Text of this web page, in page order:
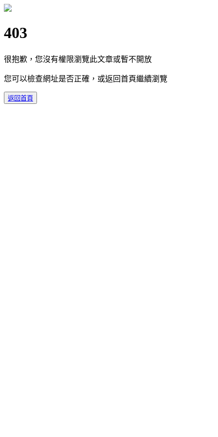
403
很抱歉，您沒有權限瀏覽此文章或暫不開放
您可以檢查網址是否正確，或返回首頁繼續瀏覽
返回首頁